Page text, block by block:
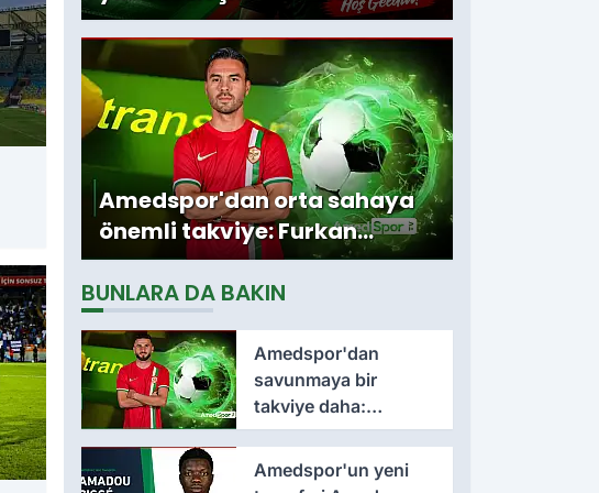
Amedspor'dan orta sahaya
önemli takviye: Furkan
Soyalp ile sözleşme
imzalandı
BUNLARA DA BAKIN
Amedspor'dan
savunmaya bir
takviye daha:
Lumbardh Dellova ile
3 yıllık imza
Amedspor'un yeni